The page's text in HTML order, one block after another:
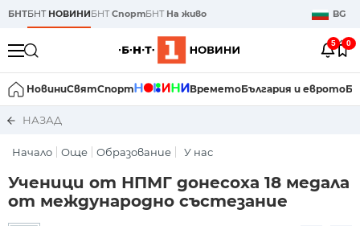
БНТБНТ НОВИНИБНТСпортБНТ На живо BG
5 0
НовиниСвятСпорт ВреметоБългария и еврото
НАЗАД
Начало Още Образование У нас
Ученици от НПМГ донесоха 18 медала
от международно състезание